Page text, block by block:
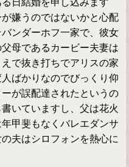
日結婚を申し込みます
嫌うのではないかと心配
ンダーホフ一家で、彼女
母であるカービー夫妻は
で抜き打ちでアリスの家
ばかりなのでびっくり仰
が誤配達されたというの
いていますし、父は花火
甲斐もなくバレエダンサ
夫はシロフォンを熱心に